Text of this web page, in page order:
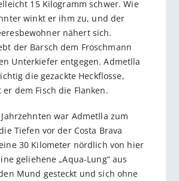
15 Kilogramm schwer. Wie
winkt er ihm zu, und der
nähert sich.
der Barsch dem Froschmann
Unterkiefer entgegen. Admetlla
die gezackte Heckflosse,
dem Fisch die Flanken.
war Admetlla zum
Tiefen vor der Costa Brava
30 Kilometer nördlich von hier
geliehene „Aqua-Lung“ aus
Mund gesteckt und sich ohne